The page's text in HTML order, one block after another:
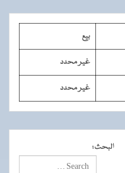
بيع
غير محدد
غير محدد
البحث: